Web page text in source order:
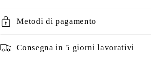
Metodi di pagamento
Consegna in 5 giorni lavorativi